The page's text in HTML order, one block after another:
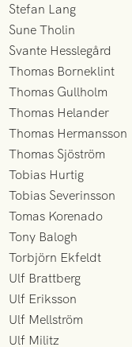
Stefan Lang
Sune Tholin
Svante Hesslegård
Thomas Borneklint
Thomas Gullholm
Thomas Helander
Thomas Hermansson
Thomas Sjöström
Tobias Hurtig
Tobias Severinsson
Tomas Korenado
Tony Balogh
Torbjörn Ekfeldt
Ulf Brattberg
Ulf Eriksson
Ulf Mellström
Ulf Militz